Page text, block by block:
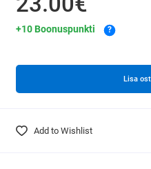
+10 Boonuspunkti ?
Lisa
Add to Wishlist